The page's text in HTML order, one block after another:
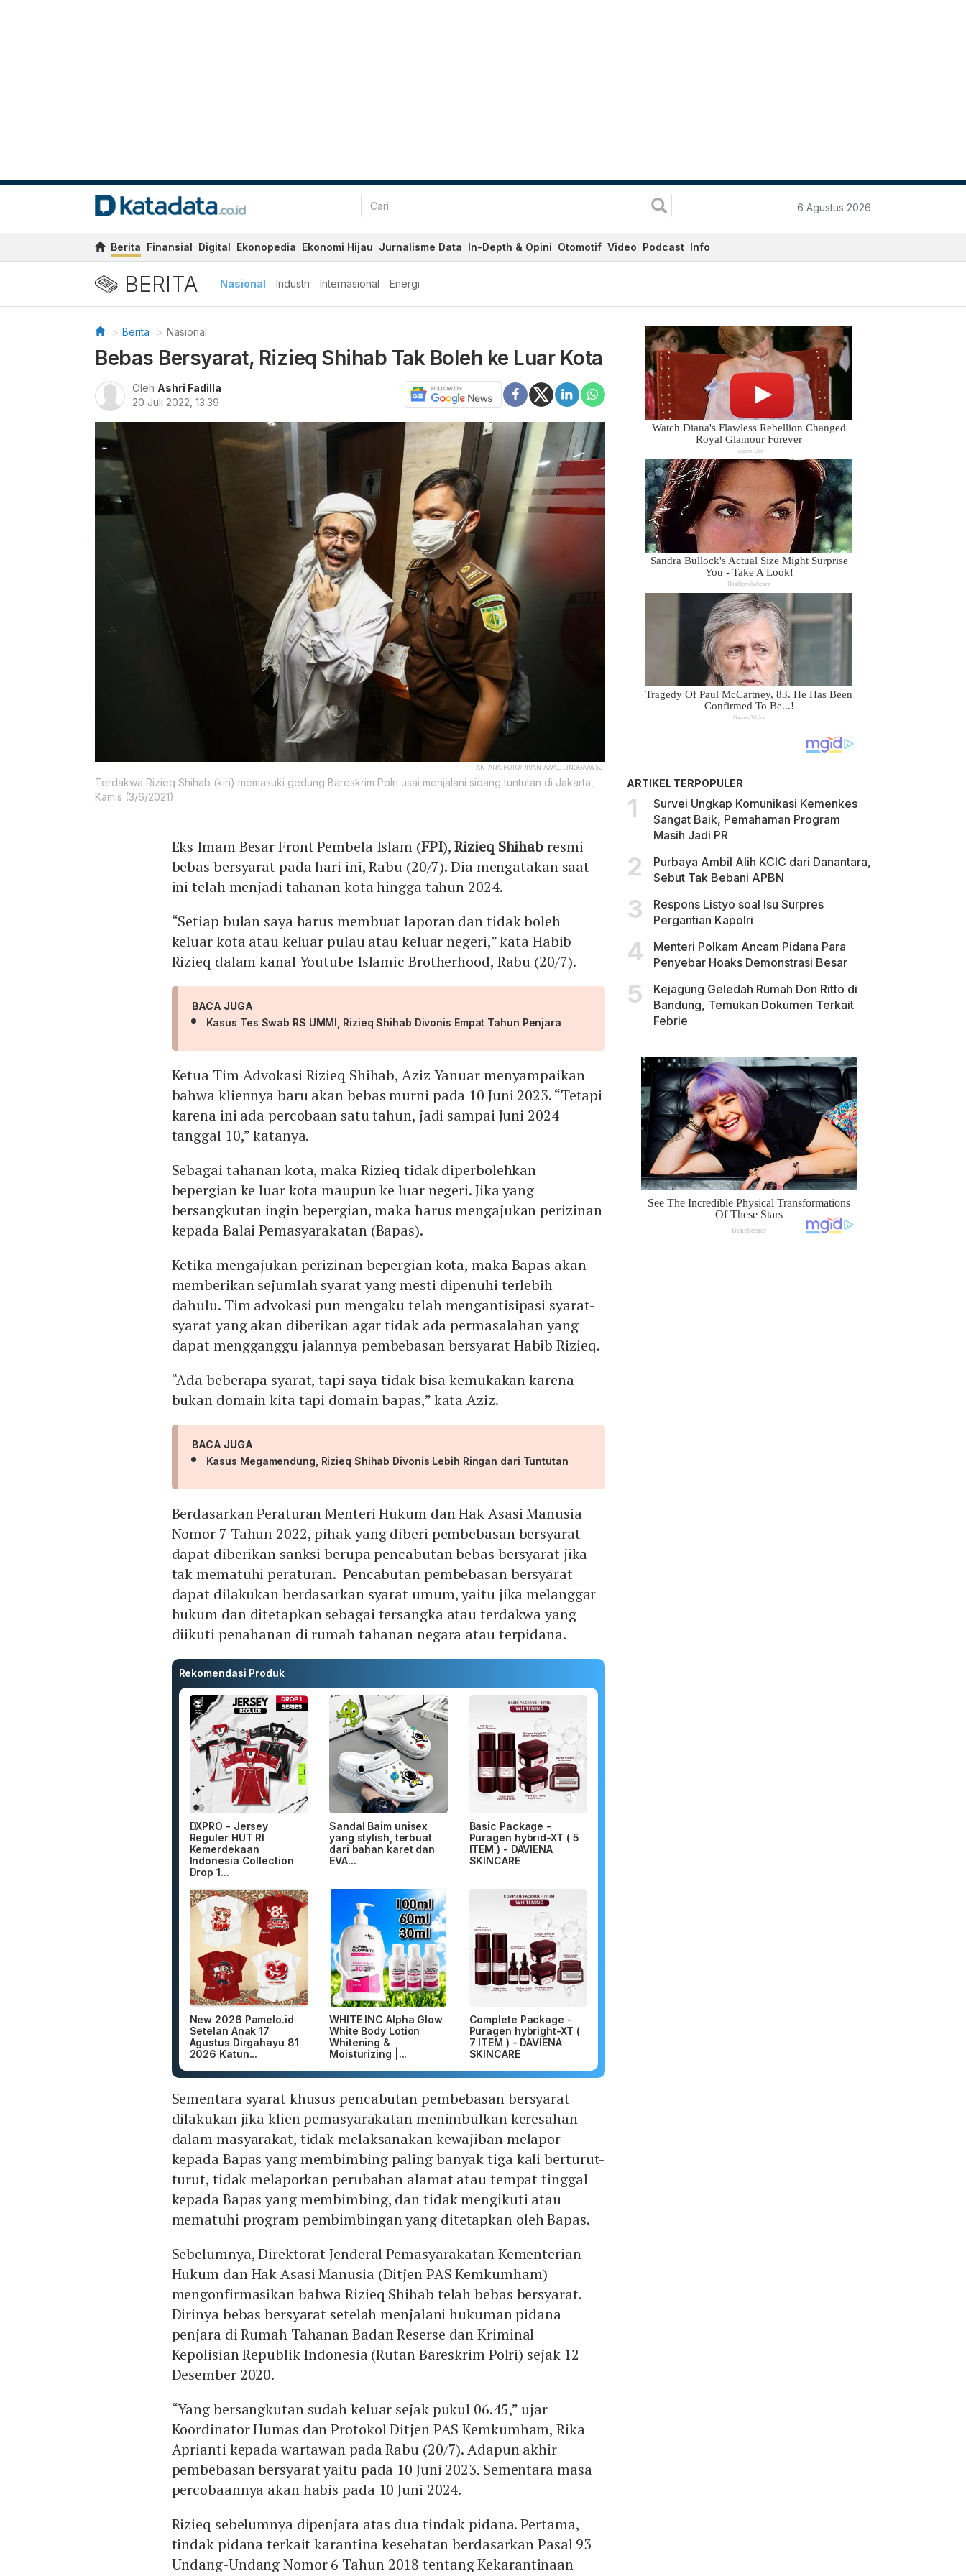
6 Agustus 2026
Berita Finansial Digital Ekonopedia Ekonomi Hijau Jurnalisme Data In-Depth & Opini Otomotif Video Podcast Info
BERITA Nasional Industri Internasional Energi
Berita Nasional
Bebas Bersyarat, Rizieq Shihab Tak Boleh ke Luar Kota
Oleh Ashri Fadilla
20 Juli 2022, 13:39
ANTARA FOTO/RIVAN AWAL LINGGA/WSJ.
Terdakwa Rizieq Shihab (kiri) memasuki gedung Bareskrim Polri usai menjalani sidang tuntutan di Jakarta,
Kamis (3/6/2021).
Eks Imam Besar Front Pembela Islam (FPI),Rizieq Shihabresmi
bebas bersyarat pada hari ini, Rabu (20/7). Dia mengatakan saat
ini telah menjadi tahanan kota hingga tahun 2024.
“Setiap bulan saya harus membuat laporan dan tidak boleh
keluar kota atau keluar pulau atau keluar negeri,” kata Habib
Rizieq dalam kanal Youtube Islamic Brotherhood, Rabu (20/7).
BACA JUGA
Kasus Tes Swab RS UMMI, Rizieq Shihab Divonis Empat Tahun Penjara
Ketua Tim Advokasi Rizieq Shihab, Aziz Yanuar menyampaikan
bahwa kliennya baru akan bebas murni pada 10 Juni 2023. “Tetapi
karena ini ada percobaan satu tahun, jadi sampai Juni 2024
tanggal 10,” katanya.
Sebagai tahanan kota, maka Rizieq tidak diperbolehkan
bepergian ke luar kota maupun ke luar negeri. Jika yang
bersangkutan ingin bepergian, maka harus mengajukan perizinan
kepada Balai Pemasyarakatan (Bapas).
Ketika mengajukan perizinan bepergian kota, maka Bapas akan
memberikan sejumlah syarat yang mesti dipenuhi terlebih
dahulu. Tim advokasi pun mengaku telah mengantisipasi syarat-
syarat yang akan diberikan agar tidak ada permasalahan yang
dapat mengganggu jalannya pembebasan bersyarat Habib Rizieq.
“Ada beberapa syarat, tapi saya tidak bisa kemukakan karena
bukan domain kita tapi domain bapas,” kata Aziz.
BACA JUGA
Kasus Megamendung, Rizieq Shihab Divonis Lebih Ringan dari Tuntutan
Berdasarkan Peraturan Menteri Hukum dan Hak Asasi Manusia
Nomor 7 Tahun 2022, pihak yang diberi pembebasan bersyarat
dapat diberikan sanksi berupa pencabutan bebas bersyarat jika
tak mematuhi peraturan. Pencabutan pembebasan bersyarat
dapat dilakukan berdasarkan syarat umum, yaitu jika melanggar
hukum dan ditetapkan sebagai tersangka atau terdakwa yang
diikuti penahanan di rumah tahanan negara atau terpidana.
Rekomendasi Produk
DXPRO - Jersey
Reguler HUT RI
Kemerdekaan
Indonesia Collection
Drop 1...
Sandal Baim unisex
yang stylish, terbuat
dari bahan karet dan
EVA...
Basic Package -
Puragen hybrid-XT ( 5
ITEM ) - DAVIENA
SKINCARE
New 2026 Pamelo.id
Setelan Anak 17
Agustus Dirgahayu 81
2026 Katun...
WHITE INC Alpha Glow
White Body Lotion
Whitening &
Moisturizing |...
Complete Package -
Puragen hybright-XT (
7 ITEM ) - DAVIENA
SKINCARE
Sementara syarat khusus pencabutan pembebasan bersyarat
dilakukan jika klien pemasyarakatan menimbulkan keresahan
dalam masyarakat, tidak melaksanakan kewajiban melapor
kepada Bapas yang membimbing paling banyak tiga kali berturut-
turut, tidak melaporkan perubahan alamat atau tempat tinggal
kepada Bapas yang membimbing, dan tidak mengikuti atau
mematuhi program pembimbingan yang ditetapkan oleh Bapas.
Sebelumnya, Direktorat Jenderal Pemasyarakatan Kementerian
Hukum dan Hak Asasi Manusia (Ditjen PAS Kemkumham)
mengonfirmasikan bahwa Rizieq Shihab telah bebas bersyarat.
Dirinya bebas bersyarat setelah menjalani hukuman pidana
penjara di Rumah Tahanan Badan Reserse dan Kriminal
Kepolisian Republik Indonesia (Rutan Bareskrim Polri) sejak 12
Desember 2020.
“Yang bersangkutan sudah keluar sejak pukul 06.45,” ujar
Koordinator Humas dan Protokol Ditjen PAS Kemkumham, Rika
Aprianti kepada wartawan pada Rabu (20/7). Adapun akhir
pembebasan bersyarat yaitu pada 10 Juni 2023. Sementara masa
percobaannya akan habis pada 10 Juni 2024.
Rizieq sebelumnya dipenjara atas dua tindak pidana. Pertama,
tindak pidana terkait karantina kesehatan berdasarkan Pasal 93
Undang-Undang Nomor 6 Tahun 2018 tentang Kekarantinaan
ARTIKEL TERPOPULER
Survei Ungkap Komunikasi Kemenkes
Sangat Baik, Pemahaman Program
Masih Jadi PR
Purbaya Ambil Alih KCIC dari Danantara,
Sebut Tak Bebani APBN
Respons Listyo soal Isu Surpres
Pergantian Kapolri
Menteri Polkam Ancam Pidana Para
Penyebar Hoaks Demonstrasi Besar
Kejagung Geledah Rumah Don Ritto di
Bandung, Temukan Dokumen Terkait
Febrie